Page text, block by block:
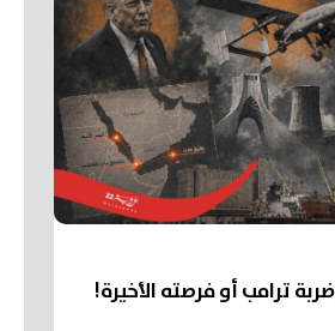
ترامب أو فرصته الأخيرة!